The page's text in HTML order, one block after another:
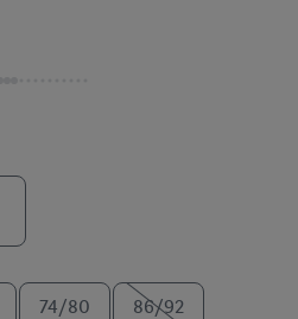
74/80 86/92